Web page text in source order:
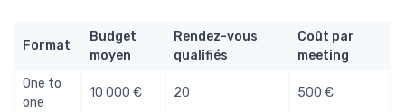
Format
Budget
moyen
Rendez-vous
qualifiés
Coût par
meeting
One to
one
10 000 € 20 500 €